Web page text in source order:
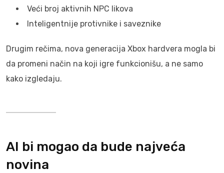
Veći broj aktivnih NPC likova
Inteligentnije protivnike i saveznike
Drugim rečima, nova generacija Xbox hardvera mogla bi
da promeni način na koji igre funkcionišu, a ne samo
kako izgledaju.
AI bi mogao da bude najveća
novina